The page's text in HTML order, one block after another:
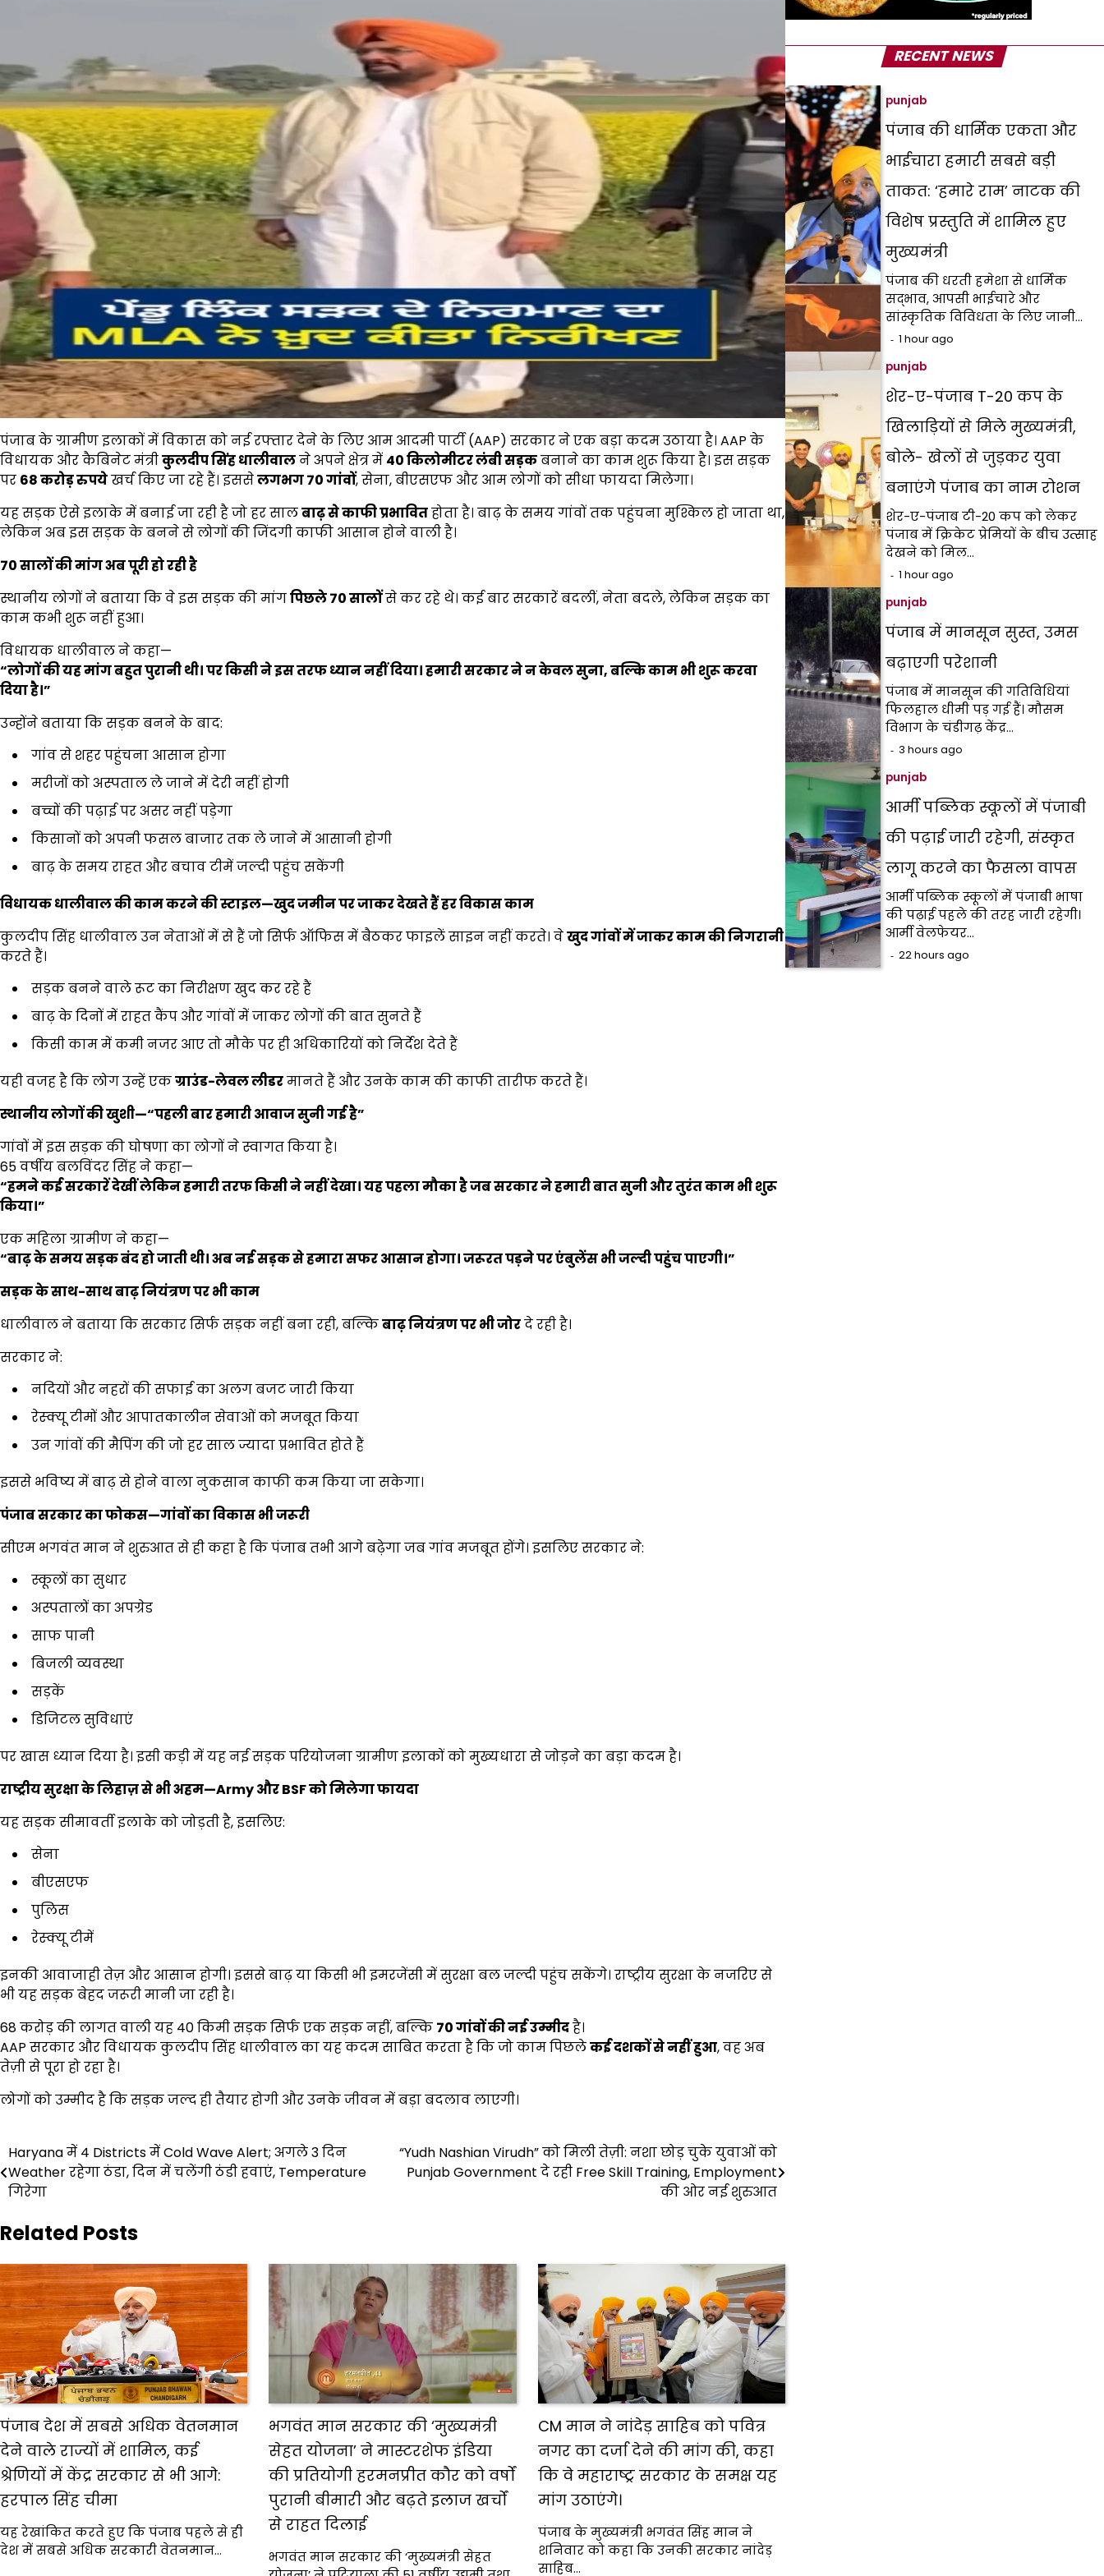
पंजाब के ग्रामीण इलाकों में विकास को नई रफ्तार देने के लिए आम आदमी पार्टी (AAP) सरकार ने एक बड़ा कदम उठाया है। AAP के
विधायक और कैबिनेट मंत्रीकुलदीप सिंह धालीवालने अपने क्षेत्र में 40किलोमीटर लंबी सड़कबनाने का काम शुरू किया है। इस सड़क
पर 68करोड़ रुपयेखर्च किए जा रहे हैं। इससेलगभग70गांवों, सेना, बीएसएफ और आम लोगों को सीधा फायदा मिलेगा।
यह सड़क ऐसे इलाके में बनाई जा रही है जो हर सालबाढ़ से काफी प्रभावितहोता है। बाढ़ के समय गांवों तक पहुंचना मुश्किल हो जाता था,
लेकिन अब इस सड़क के बनने से लोगों की जिंदगी काफी आसान होने वाली है।
70सालों की मांग अब पूरी हो रही है
स्थानीय लोगों ने बताया कि वे इस सड़क की मांगपिछले70सालोंसे कर रहे थे। कई बार सरकारें बदलीं, नेता बदले, लेकिन सड़क का
काम कभी शुरू नहीं हुआ।
विधायक धालीवाल ने कहा—
“लोगों की यह मांग बहुत पुरानी थी। पर किसी ने इस तरफ ध्यान नहीं दिया। हमारी सरकार ने न केवल सुना,बल्कि काम भी शुरू करवा
दिया है।”
उन्होंने बताया कि सड़क बनने के बाद:
गांव से शहर पहुंचना आसान होगा
मरीजों को अस्पताल ले जाने में देरी नहीं होगी
बच्चों की पढ़ाई पर असर नहीं पड़ेगा
किसानों को अपनी फसल बाजार तक ले जाने में आसानी होगी
बाढ़ के समय राहत और बचाव टीमें जल्दी पहुंच सकेंगी
विधायक धालीवाल की काम करने की स्टाइल—खुद जमीन पर जाकर देखते हैं हर विकास काम
कुलदीप सिंह धालीवाल उन नेताओं में से हैं जो सिर्फ ऑफिस में बैठकर फाइलें साइन नहीं करते। वेखुद गांवों में जाकर काम की निगरानी
करते हैं।
सड़क बनने वाले रूट का निरीक्षण खुद कर रहे हैं
बाढ़ के दिनों में राहत कैंप और गांवों में जाकर लोगों की बात सुनते हैं
किसी काम में कमी नजर आए तो मौके पर ही अधिकारियों को निर्देश देते हैं
यही वजह है कि लोग उन्हें एकग्राउंड-लेवल लीडरमानते हैं और उनके काम की काफी तारीफ करते हैं।
स्थानीय लोगों की खुशी—“पहली बार हमारी आवाज सुनी गई है”
गांवों में इस सड़क की घोषणा का लोगों ने स्वागत किया है।
65 वर्षीय बलविंदर सिंह ने कहा—
“हमने कई सरकारें देखीं लेकिन हमारी तरफ किसी ने नहीं देखा। यह पहला मौका है जब सरकार ने हमारी बात सुनी और तुरंत काम भी शुरू
किया।”
एक महिला ग्रामीण ने कहा—
“बाढ़ के समय सड़क बंद हो जाती थी। अब नई सड़क से हमारा सफर आसान होगा। जरूरत पड़ने पर एंबुलेंस भी जल्दी पहुंच पाएगी।”
सड़क के साथ-साथ बाढ़ नियंत्रण पर भी काम
धालीवाल ने बताया कि सरकार सिर्फ सड़क नहीं बना रही, बल्किबाढ़ नियंत्रण पर भी जोरदे रही है।
सरकार ने:
नदियों और नहरों की सफाई का अलग बजट जारी किया
रेस्क्यू टीमों और आपातकालीन सेवाओं को मजबूत किया
उन गांवों की मैपिंग की जो हर साल ज्यादा प्रभावित होते हैं
इससे भविष्य में बाढ़ से होने वाला नुकसान काफी कम किया जा सकेगा।
पंजाब सरकार का फोकस—गांवों का विकास भी जरूरी
सीएम भगवंत मान ने शुरुआत से ही कहा है कि पंजाब तभी आगे बढ़ेगा जब गांव मजबूत होंगे। इसलिए सरकार ने:
स्कूलों का सुधार
अस्पतालों का अपग्रेड
साफ पानी
बिजली व्यवस्था
सड़कें
डिजिटल सुविधाएं
पर खास ध्यान दिया है। इसी कड़ी में यह नई सड़क परियोजना ग्रामीण इलाकों को मुख्यधारा से जोड़ने का बड़ा कदम है।
राष्ट्रीय सुरक्षा के लिहाज़ से भी अहम—ArmyऔरBSFको मिलेगा फायदा
यह सड़क सीमावर्ती इलाके को जोड़ती है, इसलिए:
सेना
बीएसएफ
पुलिस
रेस्क्यू टीमें
इनकी आवाजाही तेज़ और आसान होगी। इससे बाढ़ या किसी भी इमरजेंसी में सुरक्षा बल जल्दी पहुंच सकेंगे। राष्ट्रीय सुरक्षा के नजरिए से
भी यह सड़क बेहद जरूरी मानी जा रही है।
68 करोड़ की लागत वाली यह 40 किमी सड़क सिर्फ एक सड़क नहीं, बल्कि 70गांवों की नई उम्मीदहै।
AAP सरकार और विधायक कुलदीप सिंह धालीवाल का यह कदम साबित करता है कि जो काम पिछलेकई दशकों से नहीं हुआ, वह अब
तेज़ी से पूरा हो रहा है।
लोगों को उम्मीद है कि सड़क जल्द ही तैयार होगी और उनके जीवन में बड़ा बदलाव लाएगी।
Post
navigation
Haryana में 4 Districts में Cold Wave Alert; अगले 3 दिन
Weather रहेगा ठंडा, दिन में चलेंगी ठंडी हवाएं, Temperature
गिरेगा
“Yudh Nashian Virudh” को मिली तेज़ी: नशा छोड़ चुके युवाओं को
Punjab Government दे रही Free Skill Training, Employment
की ओर नई शुरुआत
Related Posts
पंजाब देश में सबसे अधिक वेतनमान
देने वाले राज्यों में शामिल, कई
श्रेणियों में केंद्र सरकार से भी आगे:
हरपाल सिंह चीमा
यह रेखांकित करते हुए कि पंजाब पहले से ही
देश में सबसे अधिक सरकारी वेतनमान…
भगवंत मान सरकार की ‘मुख्यमंत्री
सेहत योजना’ ने मास्टरशेफ इंडिया
की प्रतियोगी हरमनप्रीत कौर को वर्षों
पुरानी बीमारी और बढ़ते इलाज खर्चों
से राहत दिलाई
भगवंत मान सरकार की ‘मुख्यमंत्री सेहत
CM मान ने नांदेड़ साहिब को पवित्र
नगर का दर्जा देने की मांग की, कहा
कि वे महाराष्ट्र सरकार के समक्ष यह
मांग उठाएंगे।
पंजाब के मुख्यमंत्री भगवंत सिंह मान ने
शनिवार को कहा कि उनकी सरकार नांदेड़
साहिब…
RECENT NEWS
punjab
पंजाब की धार्मिक एकता और
भाईचारा हमारी सबसे बड़ी
ताकत: ‘हमारे राम’ नाटक की
विशेष प्रस्तुति में शामिल हुए
मुख्यमंत्री
पंजाब की धरती हमेशा से धार्मिक
सद्भाव, आपसी भाईचारे और
सांस्कृतिक विविधता के लिए जानी…
1 hour ago
punjab
शेर-ए-पंजाब T-20 कप के
खिलाड़ियों से मिले मुख्यमंत्री,
बोले- खेलों से जुड़कर युवा
बनाएंगे पंजाब का नाम रोशन
शेर-ए-पंजाब टी-20 कप को लेकर
पंजाब में क्रिकेट प्रेमियों के बीच उत्साह
देखने को मिल…
1 hour ago
punjab
पंजाब में मानसून सुस्त, उमस
बढ़ाएगी परेशानी
पंजाब में मानसून की गतिविधियां
फिलहाल धीमी पड़ गई हैं। मौसम
विभाग के चंडीगढ़ केंद्र…
3 hours ago
punjab
आर्मी पब्लिक स्कूलों में पंजाबी
की पढ़ाई जारी रहेगी, संस्कृत
लागू करने का फैसला वापस
आर्मी पब्लिक स्कूलों में पंजाबी भाषा
की पढ़ाई पहले की तरह जारी रहेगी।
आर्मी वेलफेयर…
22 hours ago